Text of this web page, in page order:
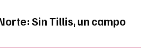
Sin Tillis, un campo